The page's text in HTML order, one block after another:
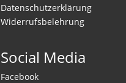
Datenschutzerklärung
Widerrufsbelehrung
Social Media
Facebook